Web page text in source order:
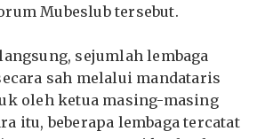
Mubeslub tersebut.
sejumlah lembaga
sah melalui mandataris
oleh ketua masing-masing
itu, beberapa lembaga tercatat